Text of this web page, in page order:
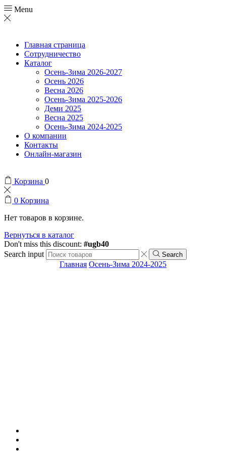
Menu
Главная страница
Сотрудничество
Каталог
Осень-Зима 2026-2027
Осень 2026
Весна 2026
Осень-Зима 2025-2026
Деми 2025
Весна 2025
Осень-Зима 2024-2025
О компании
Контакты
Онлайн-магазин
Корзина 0
0 Корзина
Нет товаров в корзине.
Вернуться в каталог
Don't miss this discount: #ugb40
Search input
Search
Главная Осень-Зима 2024-2025